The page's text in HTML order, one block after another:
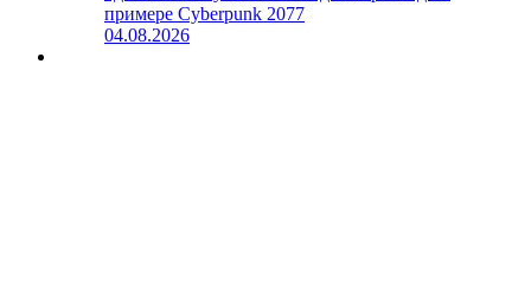
примере Cyberpunk 2077
04.08.2026